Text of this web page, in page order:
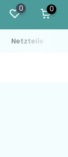
0 0
Netzteile